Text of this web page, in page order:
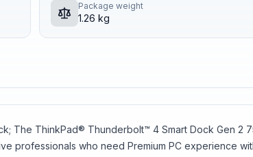
Package weight
1.26 kg
The ThinkPad® Thunderbolt™ 4 Smart Dock Gen
professionals who need Premium PC experience